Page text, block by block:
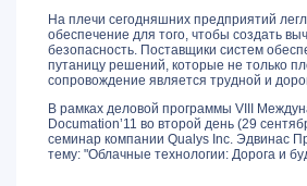
На плечи сегодняшних предприятий
обеспечение для того, чтобы создать
безопасность. Поставщики систем
путаницу решений, которые не только
сопровождение является трудной и
В рамках деловой программы VIII
Documation’11 во второй день (29
семинар компании Qualys Inc. Эдвинас
тему: "Облачные технологии: Дорога и